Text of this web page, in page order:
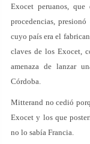
Exocet peruanos,
procedencias,
cuyo país era el
claves de los Exocet,
amenaza de lanzar
Córdoba.
Mitterand no cedió
Exocet y los que
no lo sabía Francia.